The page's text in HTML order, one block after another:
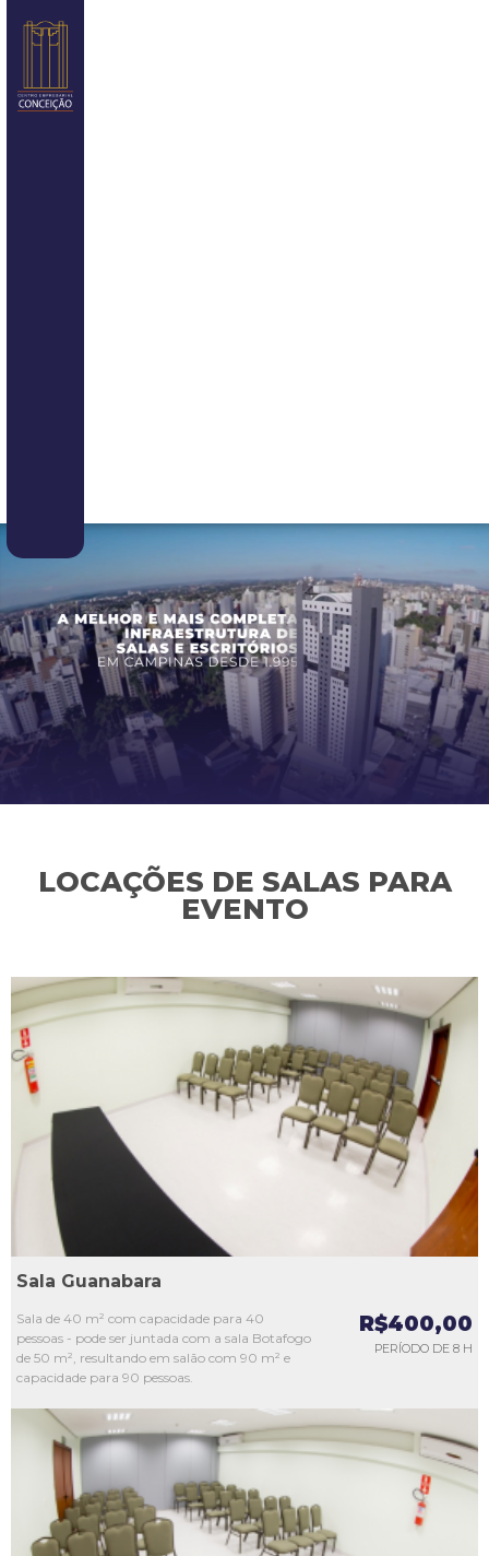
LOCAÇÕES DE SALAS PARA
EVENTO
L4
L5
Sala Guanabara
Sala de 40 m² com capacidade para 40
pessoas - pode ser juntada com a sala Botafogo
de 50 m², resultando em salão com 90 m² e
capacidade para 90 pessoas.
R$400,00
PERÍODO DE 8 H
L1
L2
L3
L4